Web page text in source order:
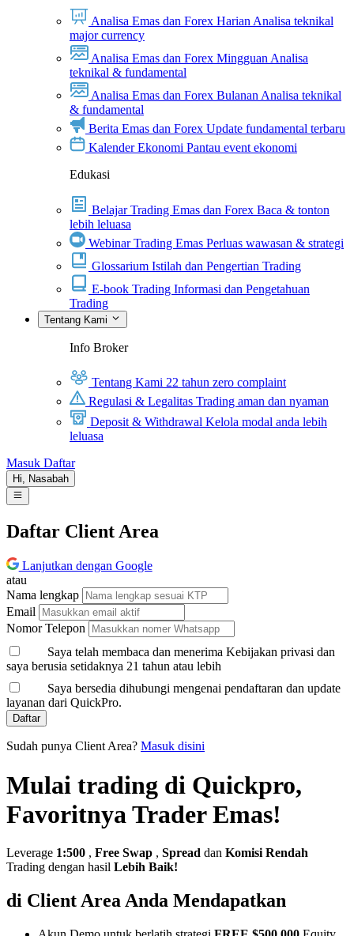
Analisa Emas dan Forex Harian Analisa teknikal
major currency
Analisa Emas dan Forex Mingguan Analisa
teknikal & fundamental
Analisa Emas dan Forex Bulanan Analisa teknikal
& fundamental
Berita Emas dan Forex Update fundamental terbaru
Kalender Ekonomi Pantau event ekonomi
Edukasi
Belajar Trading Emas dan Forex Baca & tonton
lebih leluasa
Webinar Trading Emas Perluas wawasan & strategi
Glossarium Istilah dan Pengertian Trading
E-book Trading Informasi dan Pengetahuan
Trading
Tentang Kami
Info Broker
Tentang Kami 22 tahun zero complaint
Regulasi & Legalitas Trading aman dan nyaman
Deposit & Withdrawal Kelola modal anda lebih
leluasa
Masuk Daftar
Hi, Nasabah
Daftar Client Area
Lanjutkan dengan Google
atau
Nama lengkap
Email
Nomor Telepon
Saya telah membaca dan menerima Kebijakan privasi dan
saya berusia setidaknya 21 tahun atau lebih
Saya bersedia dihubungi mengenai pendaftaran dan update
layanan dari QuickPro.
Daftar
Sudah punya Client Area? Masuk disini
Mulai trading di Quickpro,
Favoritnya Trader Emas!
Leverage 1:500 , Free Swap , Spread dan Komisi Rendah
Trading dengan hasil Lebih Baik!
di Client Area Anda Mendapatkan